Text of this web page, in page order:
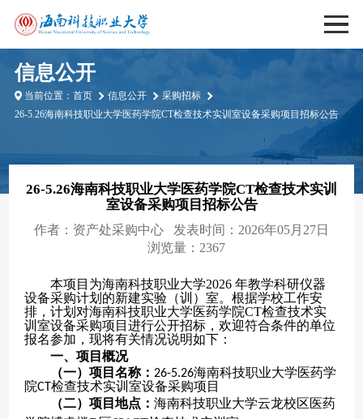
信息公开
当前位置：首页 信息公开
采购招标
26-5.26海南科技职业大学医药学院CT检查技术实训室设备采购项目招标公告
26-5.26海南科技职业大学医药学院CT检查技术实训
室设备采购项目招标公告
作者： 资产处采购中心
发表时间：2026年05月27日
浏览量：2367
本项目为海南科技职业大学2026 年教学科研仪器
设备采购计划的新建实验（训）室。根据学校工作安
排，计划对海南科技职业大学医药学院CT检查技术实
训室设备采购项目进行公开招标，欢迎符合条件的单位
报名参加，现将有关情况说明如下：
一、项目概况
（一）项目名称： 26-5.26海南科技职业大学医药学
院CT检查技术实训室设备采购项目
（二）项目地点：海南科技职业大学云龙校区医药